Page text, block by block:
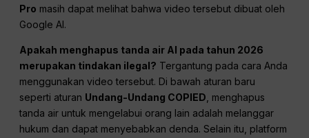
Pro masih dapat melihat bahwa video tersebut dibuat oleh
Google AI.
Apakah menghapus tanda air AI pada tahun 2026
merupakan tindakan ilegal? Tergantung pada cara Anda
menggunakan video tersebut. Di bawah aturan baru
seperti aturan Undang-Undang COPIED, menghapus
tanda air untuk mengelabui orang lain adalah melanggar
hukum dan dapat menyebabkan denda. Selain itu, platform